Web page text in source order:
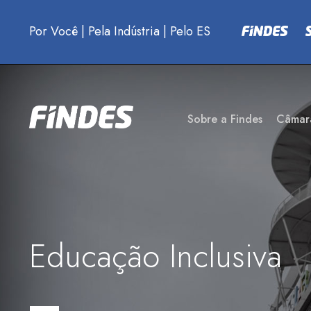
Por Você | Pela Indústria | Pelo ES
Sobre a Findes
Educação Inclusiva